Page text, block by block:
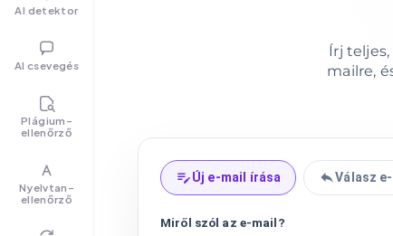
AI detektor
AI csevegés
Plágium-
ellenőrző
Nyelvtan-
ellenőrző
Írj
mailre,
Új e-mail írása Válasz
Miről szól az e-mail?